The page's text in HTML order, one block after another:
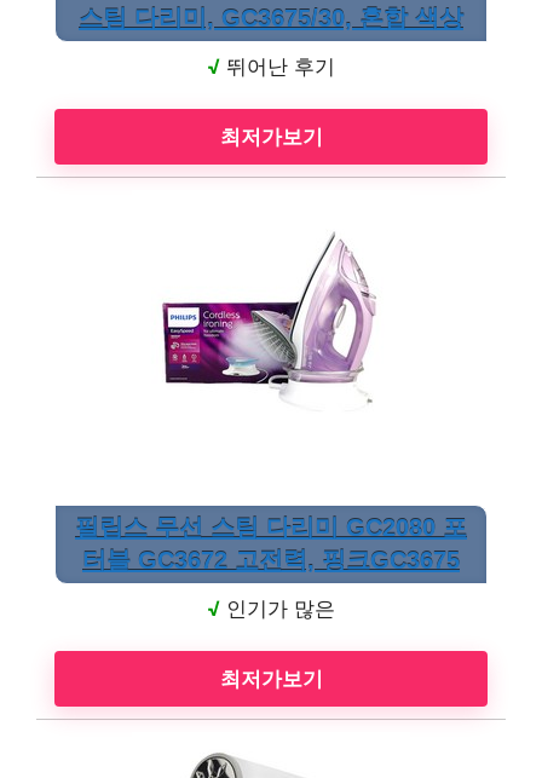
스팀 다리미, GC3675/30, 혼합 색상
√ 뛰어난 후기
최저가보기
필립스 무선 스팀 다리미 GC2080 포
터블 GC3672 고전력, 핑크GC3675
√ 인기가 많은
최저가보기